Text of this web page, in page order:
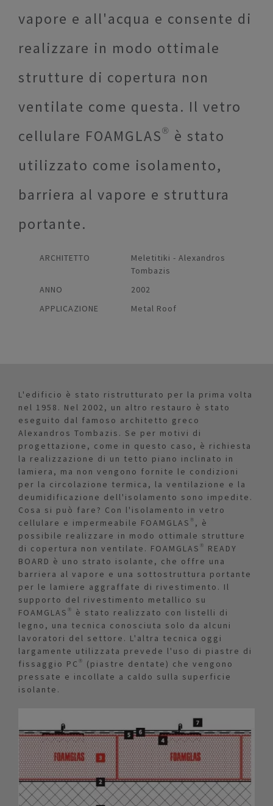
vapore e all'acqua e consente di
realizzare in modo ottimale
strutture di copertura non
ventilate come questa. Il vetro
cellulare FOAMGLAS® è stato
utilizzato come isolamento,
barriera al vapore e struttura
portante.
ARCHITETTO
Meletitiki - Alexandros
Tombazis
ANNO
2002
APPLICAZIONE
Metal Roof
L'edificio è stato ristrutturato per la prima volta
nel 1958. Nel 2002, un altro restauro è stato
eseguito dal famoso architetto greco
Alexandros Tombazis. Se per motivi di
progettazione, come in questo caso, è richiesta
la realizzazione di un tetto piano inclinato in
lamiera, ma non vengono fornite le condizioni
per la circolazione termica, la ventilazione e la
deumidificazione dell'isolamento sono impedite.
Cosa si può fare? Con l'isolamento in vetro
cellulare e impermeabile FOAMGLAS®, è
possibile realizzare in modo ottimale strutture
di copertura non ventilate. FOAMGLAS® READY
BOARD è uno strato isolante, che offre una
barriera al vapore e una sottostruttura portante
per le lamiere aggraffate di rivestimento. Il
supporto del rivestimento metallico su
FOAMGLAS® è stato realizzato con listelli di
legno, una tecnica conosciuta solo da alcuni
lavoratori del settore. L'altra tecnica oggi
largamente utilizzata prevede l'uso di piastre di
fissaggio PC® (piastre dentate) che vengono
pressate e incollate a caldo sulla superficie
isolante.